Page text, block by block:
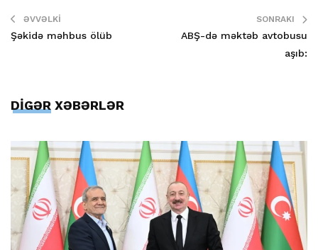
ƏVVƏLKI
Şəkidə məhbus ölüb
SONRAKI
ABŞ-də məktəb avtobusu
aşıb:
DİGƏR XƏBƏRLƏR